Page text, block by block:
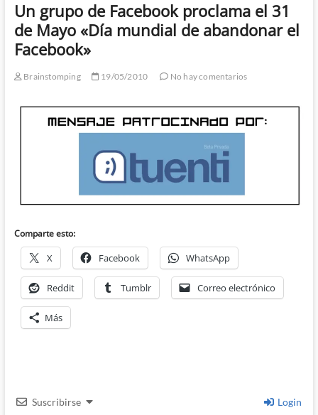
Un grupo de Facebook proclama el 31
de Mayo «Día mundial de abandonar el
Facebook»
Brainstomping 19/05/2010 No hay comentarios
Comparte esto:
X Facebook WhatsApp
Reddit Tumblr Correo electrónico
Más
Suscribirse Login